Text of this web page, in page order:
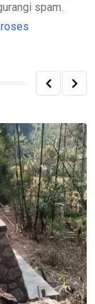
spam.